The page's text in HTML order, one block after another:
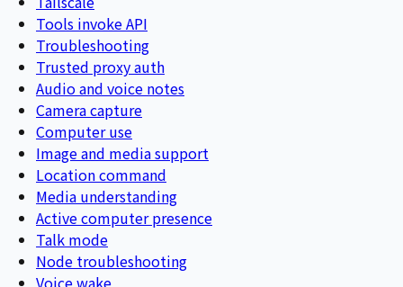
Tools invoke API
Troubleshooting
Trusted proxy auth
Audio and voice notes
Camera capture
Computer use
Image and media support
Location command
Media understanding
Active computer presence
Talk mode
Node troubleshooting
Voice wake